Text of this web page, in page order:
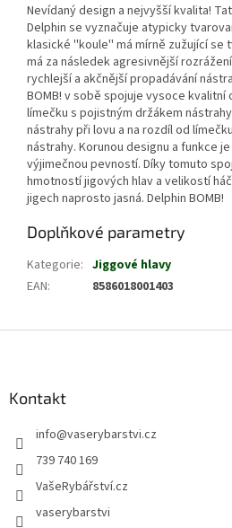
Nevídaný design a nejvyšší kvalita!
Delphin se vyznačuje atypicky
klasické ''koule'' má mírně zužující se
má za následek agresivnější
rychlejší a akčnější propadávání
BOMB! v sobě spojuje vysoce
límečku s pojistným držákem
nástrahy při lovu a na rozdíl od
nástrahy. Korunou designu a funkce
výjimečnou pevností. Díky tomuto
hmotností jigových hlav a velikostí
jigech naprosto jasná. Delphin BOMB!
Doplňkové parametry
Kategorie: Jiggové hlavy
EAN: 8586018001403
Kontakt
info@vaserybarstvi.cz
739 740 169
VašeRybářství.cz
vaserybarstvi